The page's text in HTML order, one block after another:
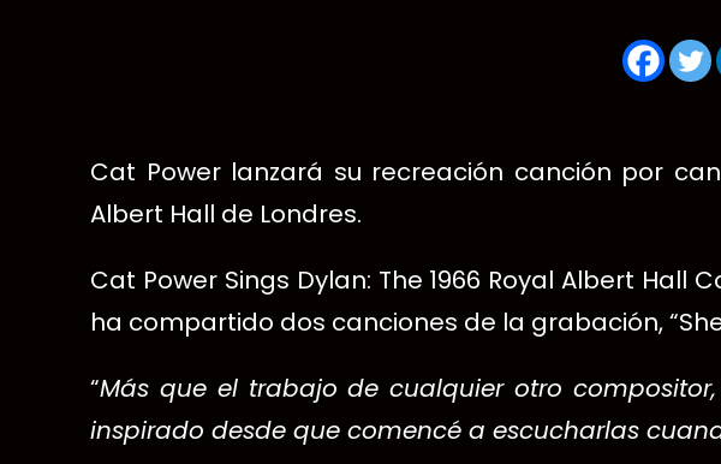
Cat Power lanzará su recreación canción por
Albert Hall de Londres.
Cat Power Sings Dylan: The 1966 Royal Albert
ha compartido dos canciones de la grabación, “She
“Más que el trabajo de cualquier otro
inspirado desde que comencé a escucharlas